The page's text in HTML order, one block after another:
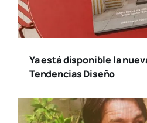
Ya está disponible la
Tendencias Diseño